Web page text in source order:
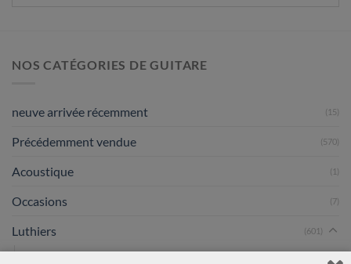
NOS CATÉGORIES DE GUITARE
neuve arrivée récemment (15)
Précédemment vendue (570)
Acoustique (1)
Occasions (7)
Luthiers (601)